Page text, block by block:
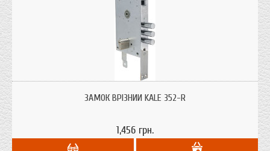
ЗАМОК ВРІЗНИЙ KALE 352-R
1,456 грн.